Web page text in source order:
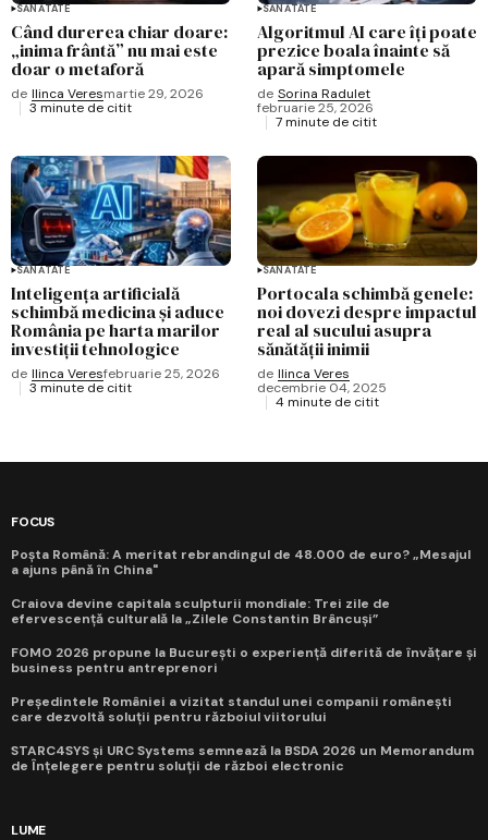
SĂNĂTATE
Când durerea chiar doare:
„inima frântă” nu mai este
doar o metaforă
de Ilinca Veresmartie 29, 2026
3 minute de citit
SĂNĂTATE
Algoritmul AI care îți poate
prezice boala înainte să
apară simptomele
de Sorina Radulet
februarie 25, 2026
7 minute de citit
SĂNĂTATE
Inteligența artificială
schimbă medicina și aduce
România pe harta marilor
investiții tehnologice
de Ilinca Veresfebruarie 25, 2026
3 minute de citit
SĂNĂTATE
Portocala schimbă genele:
noi dovezi despre impactul
real al sucului asupra
sănătății inimii
de Ilinca Veres
decembrie 04, 2025
4 minute de citit
FOCUS
Poșta Română: A meritat rebrandingul de 48.000 de euro? „Mesajul
a ajuns până în China"
Craiova devine capitala sculpturii mondiale: Trei zile de
efervescență culturală la „Zilele Constantin Brâncuși”
FOMO 2026 propune la București o experiență diferită de învățare și
business pentru antreprenori
Președintele României a vizitat standul unei companii românești
care dezvoltă soluții pentru războiul viitorului
STARC4SYS și URC Systems semnează la BSDA 2026 un Memorandum
de Înțelegere pentru soluții de război electronic
LUME